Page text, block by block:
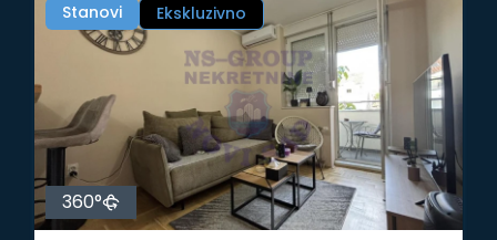
Stanovi Ekskluzivno
360°